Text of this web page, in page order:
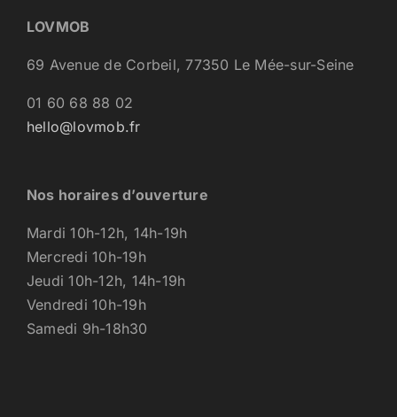
LOVMOB
69 Avenue de Corbeil, 77350 Le Mée-sur-Seine
01 60 68 88 02
hello@lovmob.fr
Nos horaires d’ouverture
Mardi 10h-12h, 14h-19h
Mercredi 10h-19h
Jeudi 10h-12h, 14h-19h
Vendredi 10h-19h
Samedi 9h-18h30